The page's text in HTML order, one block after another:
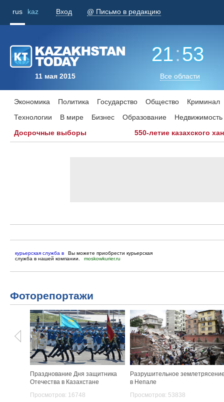
rus kaz Вход @ Письмо в редакцию
11 мая 2015
21:53
Все области
Экономика Политика Государство Общество
Криминал
Технологии
В мире Бизнес Образование
Недвижимость
Досрочные выборы
550-летие казахского
курьерская служба в
Вы можете приобрести курьерская
служба в нашей компании.
moskowkurier.ru
Фоторепортажи
Празднование Дня защитника
Отечества в Казахстане
Просмотров: 16748
Разрушительное
в Непале
Просмотров: 53838